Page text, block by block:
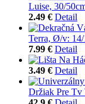
Luise, 30/
2.49 € Detail
Terra, Ø/v:
7.99 € Detail
3.49 € Detail
Držiak Pre Tv